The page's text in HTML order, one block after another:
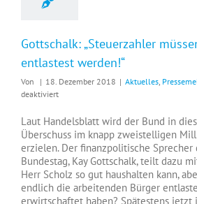
Gottschalk: „Steuerzahler
entlastest werden!“
Von | 18. Dezember 2018 | Aktuelles,
deaktiviertfür
„Steuerzahler
müssen
endlich
entlastest
werden!“
Laut Handelsblatt wird der Bund in
Überschuss im knapp zweistelligen
erzielen. Der finanzpolitische
Bundestag, Kay Gottschalk, teilt dazu
Herr Scholz so gut haushalten kann,
endlich die arbeitenden Bürger
erwirtschaftet haben? Spätestens jetzt